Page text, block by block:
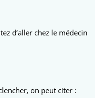
d’aller chez le médecin
on peut citer :